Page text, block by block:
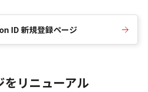
ID 新規登録ページ
をリニューアル